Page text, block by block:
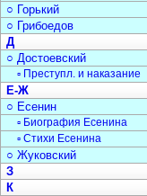
○ Горький
○ Грибоедов
Д
○ Достоевский
▫ Преступл. и наказание
Е-Ж
○ Есенин
▫ Биография Есенина
▫ Стихи Есенина
○ Жуковский
З
К